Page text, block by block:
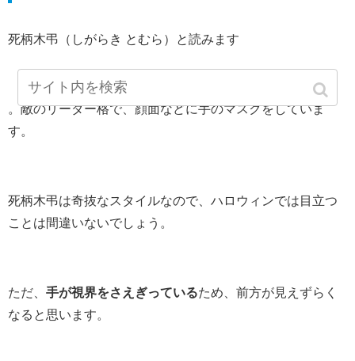
死柄木弔（しがらき とむら）と読みます
。敵のリーダー格で、顔面などに手のマスクをしていま
す。
死柄木弔は奇抜なスタイルなので、ハロウィンでは目立つ
ことは間違いないでしょう。
ただ、 手が視界をさえぎっているため、前方が見えずらく
なると思います。